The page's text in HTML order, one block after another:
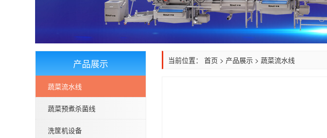
产品展示
蔬菜流水线
蔬菜预煮杀菌线
洗筐机设备
当前位置： 首页 > 产品展示 > 蔬菜流水线